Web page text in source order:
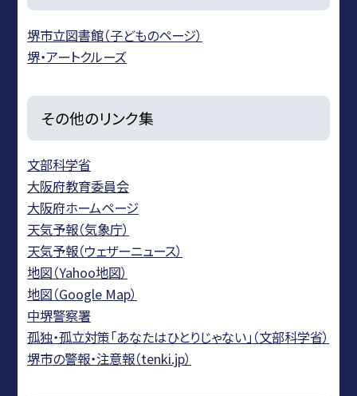
堺市立図書館（子どものページ）
堺・アートクルーズ
その他のリンク集
文部科学省
大阪府教育委員会
大阪府ホームページ
天気予報（気象庁）
天気予報（ウェザーニュース）
地図（Yahoo地図）
地図（Google Map）
中堺警察署
孤独・孤立対策「あなたはひとりじゃない」（文部科学省）
堺市の警報・注意報（tenki.jp）